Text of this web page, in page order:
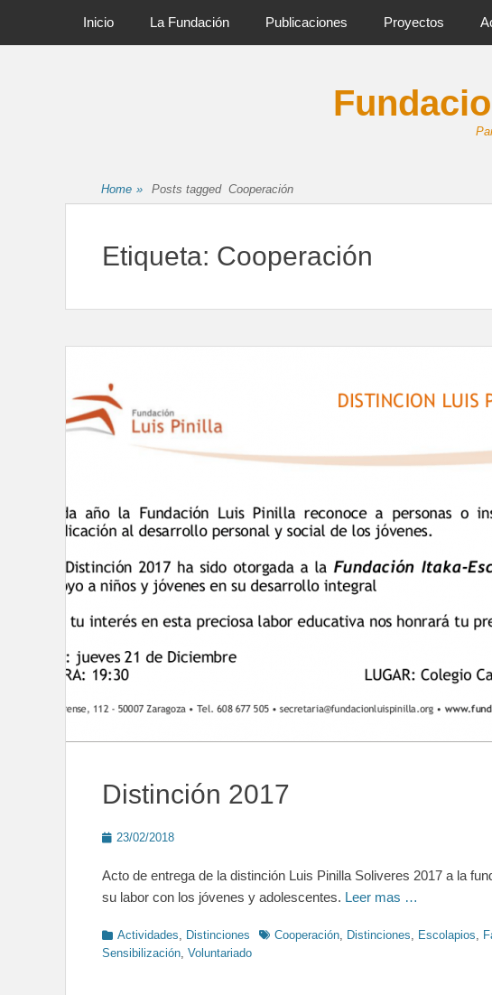
Primary Menu
Inicio La Fundación Publicaciones Proyectos
Home » Posts tagged Cooperación
Etiqueta: Cooperación
Distinción 2017
Posted
23/02/2018
Acto de entrega de la distinción Luis Pinilla Soliveres 2017 a la
su labor con los jóvenes y adolescentes. Leer mas …
Categories
Actividades, Distinciones TagsCooperación, Distinciones, Escolapios,
Sensibilización, Voluntariado